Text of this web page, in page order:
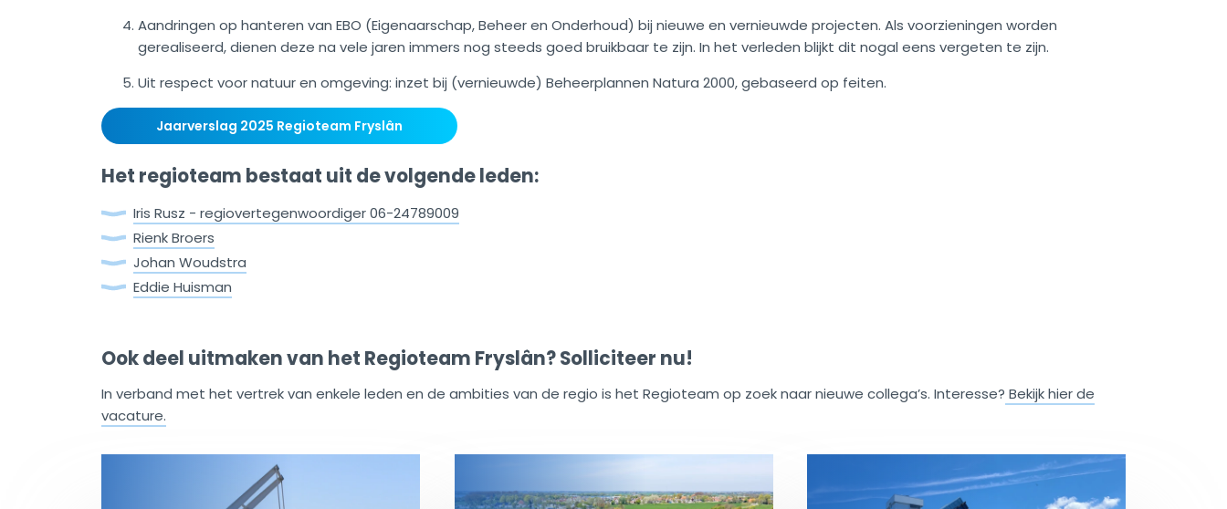
Aandringen op hanteren van EBO (Eigenaarschap, Beheer en Onderhoud) bij nieuwe en vernieuwde projecten. Als voorzieningen worden
gerealiseerd, dienen deze na vele jaren immers nog steeds goed bruikbaar te zijn. In het verleden blijkt dit nogal eens vergeten te zijn.
Uit respect voor natuur en omgeving: inzet bij (vernieuwde) Beheerplannen Natura 2000, gebaseerd op feiten.
Jaarverslag 2025 Regioteam Fryslân
Het regioteam bestaat uit de volgende leden:
Iris Rusz - regiovertegenwoordiger 06-24789009
Rienk Broers
Johan Woudstra
Eddie Huisman
Ook deel uitmaken van het Regioteam Fryslân? Solliciteer nu!
In verband met het vertrek van enkele leden en de ambities van de regio is het Regioteam op zoek naar nieuwe collega’s. Interesse? Bekijk hier de
vacature.